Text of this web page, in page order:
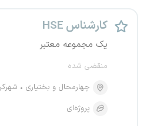
کارشناس HSE
یک مجموعه معتبر
منقضی شده
چهارمحال و بختیاری
پروژه‌ای